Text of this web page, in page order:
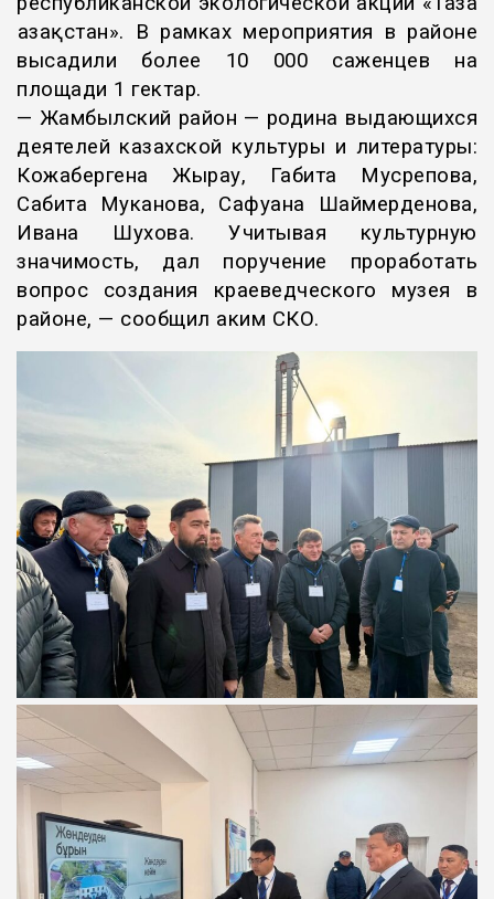
Қазақстан». В рамках мероприятия в районе
высадили более 10 000 саженцев на
площади 1 гектар.
— Жамбылский район — родина выдающихся
деятелей казахской культуры и литературы:
Кожабергена Жырау, Габита Мусрепова,
Сабита Муканова, Сафуана Шаймерденова,
Ивана Шухова. Учитывая культурную
значимость, дал поручение проработать
вопрос создания краеведческого музея в
районе, — сообщил аким СКО.